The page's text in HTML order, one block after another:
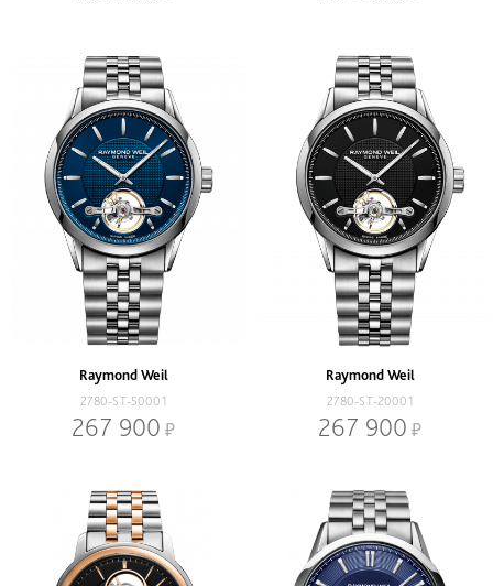
Raymond Weil
2780-ST-50001
267 900
Raymond Weil
2780-ST-20001
267 900